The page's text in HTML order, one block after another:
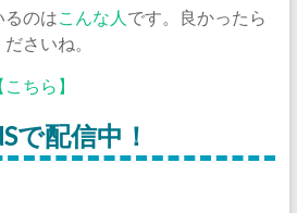
るのはこんな人 です。良かったら
さいね。
こちら】
で配信中！